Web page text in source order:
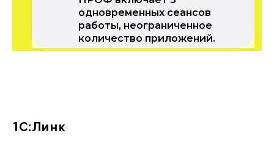
одновременных сеансов
работы, неограниченное
количество приложений.
1С:Линк